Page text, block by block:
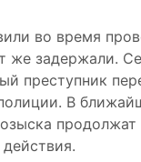
во время
же задержали.
преступник
В
продолжат